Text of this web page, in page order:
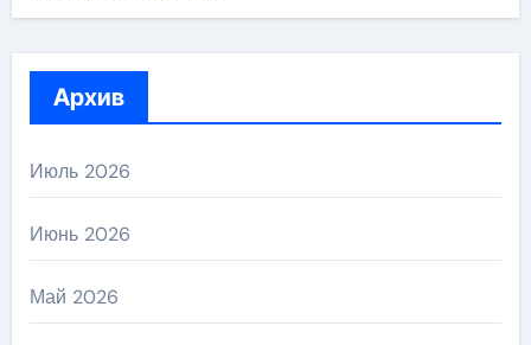
Архив
Июль 2026
Июнь 2026
Май 2026